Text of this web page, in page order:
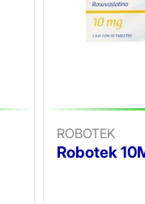
ROBOTEK
Robotek